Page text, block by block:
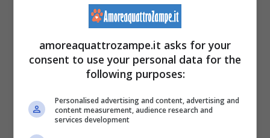
Potrebbe interessarti anche:Quando il
cane è in calore: tutto quello che c’è da
sapereamoreaquattrozampe.it asks for your
consent to use your personal data for the
following purposes:
Personalised advertising and content, advertising and
content measurement, audience research and
services development